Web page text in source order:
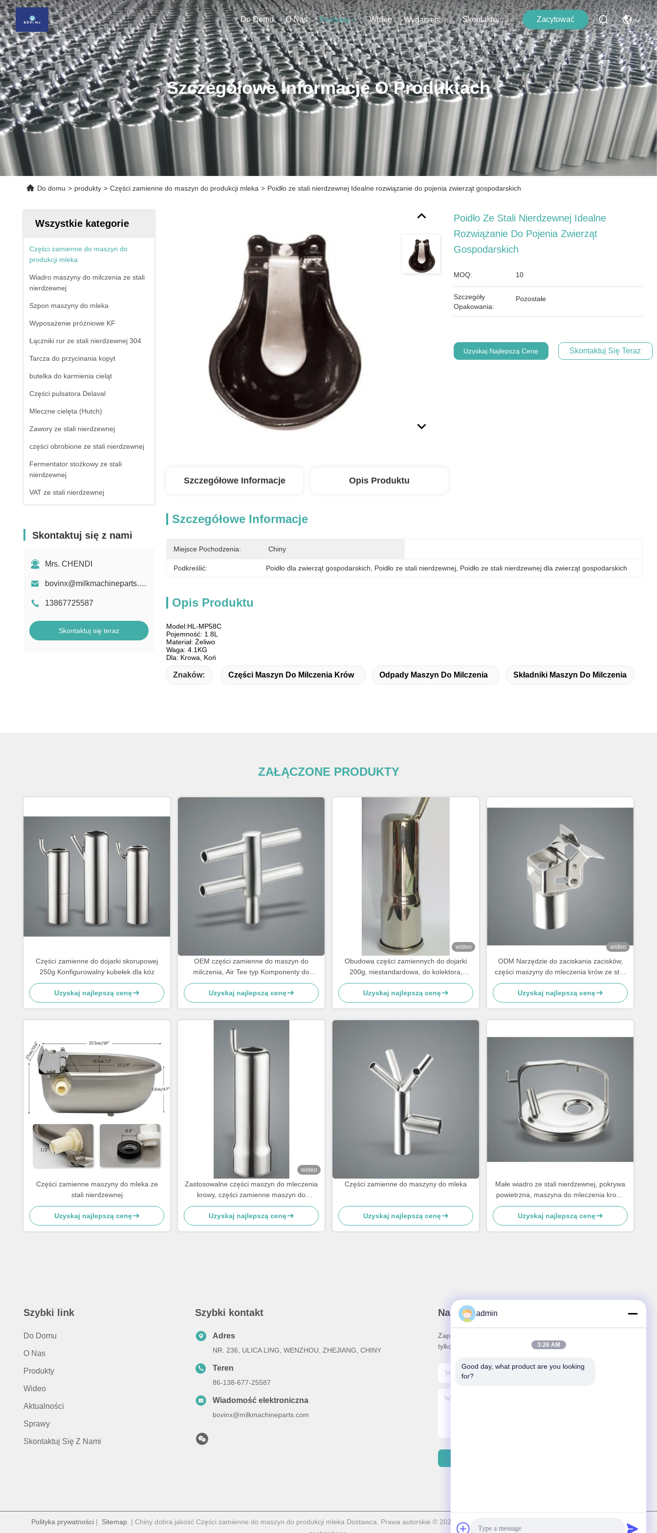
Do Domu O Nas Produkty Wideo Wydarzenia Skontaktuj Się Z Nami Zacytować
Szczegółowe Informacje O Produktach
Do domu > produkty > Części zamienne do maszyn do produkcji mleka > Poidło ze stali nierdzewnej Idealne rozwiązanie do pojenia zwierząt gospodarskich
Wszystkie kategorie
Części zamienne do maszyn do
produkcji mleka
Wiadro maszyny do milczenia ze stali
nierdzewnej
Szpon maszyny do mleka
Wyposażenie próżniowe KF
Łączniki rur ze stali nierdzewnej 304
Tarcza do przycinania kopyt
butelka do karmienia cieląt
Części pulsatora Delaval
Mleczne cielęta (Hutch)
Zawory ze stali nierdzewnej
części obrobione ze stali nierdzewnej
Fermentator stożkowy ze stali
nierdzewnej
VAT ze stali nierdzewnej
Skontaktuj się z nami
Mrs. CHENDI
bovinx@milkmachineparts.com
13867725587
Skontaktuj się teraz
Poidło Ze Stali Nierdzewnej Idealne
Rozwiązanie Do Pojenia Zwierząt
Gospodarskich
MOQ: 10
Szczegóły
Opakowania:
Pozostałe
Uzyskaj Najlepszą Cenę Skontaktuj Się Teraz
Szczegółowe Informacje Opis Produktu
Szczegółowe Informacje
Miejsce Pochodzenia: Chiny
Podkreślić: Poidło dla zwierząt gospodarskich Poidło ze stali nierdzewnej Poidło ze stali nierdzewnej dla zwierząt gospodarskich
Opis Produktu
Model:HL-MP58C
Pojemność: 1.8L
Materiał: Żeliwo
Waga: 4.1KG
Dla: Krowa, Koń
Znaków: Części Maszyn Do Milczenia Krów Odpady Maszyn Do Milczenia Składniki Maszyn Do Milczenia
ZAŁĄCZONE PRODUKTY
Części zamienne do dojarki skorupowej
250g Konfigurowalny kubełek dla kóz
Uzyskaj najlepszą cenę
OEM części zamienne do maszyn do
milczenia, Air Tee typ Komponenty do
maszyn do milczenia
Uzyskaj najlepszą cenę
wideo
Obudowa części zamiennych do dojarki
200g, niestandardowa, do kolektora,
kubków strzykowych
Uzyskaj najlepszą cenę
wideo
ODM Narzędzie do zaciskania zacisków,
części maszyny do mleczenia krów ze stali
nierdzewnej
Uzyskaj najlepszą cenę
Części zamienne maszyny do mleka ze
stali nierdzewnej
Uzyskaj najlepszą cenę
wideo
Zastosowalne części maszyn do mleczenia
krowy, części zamienne maszyn do
mleczenia w rodzaju muszli, kubki do mleka
Uzyskaj najlepszą cenę
Części zamienne do maszyny do mleka
Uzyskaj najlepszą cenę
Małe wiadro ze stali nierdzewnej, pokrywa
powietrzna, maszyna do mleczenia krowy
części zamienne
Uzyskaj najlepszą cenę
Szybki link
Do Domu
O Nas
Produkty
Wideo
Aktualności
Sprawy
Skontaktuj Się Z Nami
Szybki kontakt
Adres
NR. 236, ULICA LING, WENZHOU, ZHEJIANG, CHINY
Teren
86-138-677-25587
Wiadomość elektroniczna
bovinx@milkmachineparts.com
Nasz biuletyn
Zapisz się do naszego newslettera, aby uzyskać zniżki i nie
tylko.
Polityka prywatności| Sitemap| Chiny dobra jakość Części zamienne do maszyn do produkcji mleka Dostawca. Prawa autorskie © 2023-2026 BOVINX MACHINE PARTS LLC Wszystkie prawa
admin
3:26 AM
Good day, what product are you looking
for?